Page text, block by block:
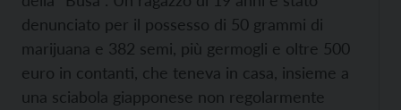
denunciato per il possesso di 50 grammi di
marijuana e 382 semi, più germogli e oltre 500
euro in contanti, che teneva in casa, insieme a
una sciabola giapponese non regolarmente